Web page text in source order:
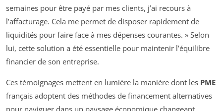
semaines pour être payé par mes clients, j’ai recours à
l’affacturage. Cela me permet de disposer rapidement de
liquidités pour faire face à mes dépenses courantes. » Selon
lui, cette solution a été essentielle pour maintenir l’équilibre
financier de son entreprise.
Ces témoignages mettent en lumière la manière dont les PME
français adoptent des méthodes de financement alternatives
pour naviguer dans un paysage économique changeant.